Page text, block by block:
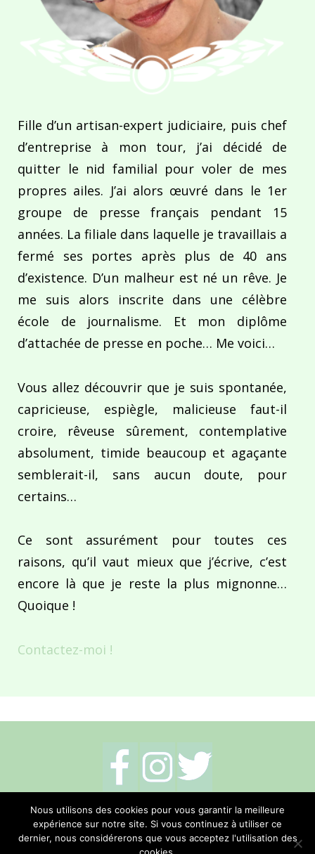
Fille d’un artisan-expert judiciaire, puis chef
d’entreprise à mon tour, j’ai décidé de
quitter le nid familial pour voler de mes
propres ailes. J’ai alors œuvré dans le 1er
groupe de presse français pendant 15
années. La filiale dans laquelle je travaillais a
fermé ses portes après plus de 40 ans
d’existence. D’un malheur est né un rêve. Je
me suis alors inscrite dans une célèbre
école de journalisme. Et mon diplôme
d’attachée de presse en poche… Me voici…
Vous allez découvrir que je suis spontanée,
capricieuse, espiègle, malicieuse faut-il
croire, rêveuse sûrement, contemplative
absolument, timide beaucoup et agaçante
semblerait-il, sans aucun doute, pour
certains…
Ce sont assurément pour toutes ces
raisons, qu’il vaut mieux que j’écrive, c’est
encore là que je reste la plus mignonne…
Quoique !
Contactez-moi !
Mentions légales- Politique de cookies-
Me contacter
Nous utilisons des cookies pour vous garantir la meilleure
expérience sur notre site. Si vous continuez à utiliser ce
dernier, nous considérerons que vous acceptez l'utilisation des